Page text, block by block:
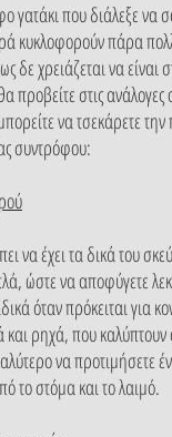
γατάκι που διάλεξε να
κυκλοφορούν πάρα
δε χρειάζεται να
προβείτε στις ανάλογες
να τσεκάρετε
συντρόφου:
να έχει τα δικά του
ώστε να αποφύγετε
όταν πρόκειται
ρηχά, που καλύπτουν
να προτιμήσετε
το στόμα και το λαιμό.